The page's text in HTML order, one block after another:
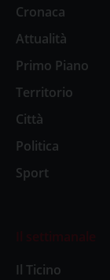
Cronaca
Attualità
Primo Piano
Territorio
Città
Politica
Sport
Il settimanale
Il Ticino